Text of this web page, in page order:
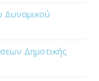
Δυναμικού
Δημοτικής